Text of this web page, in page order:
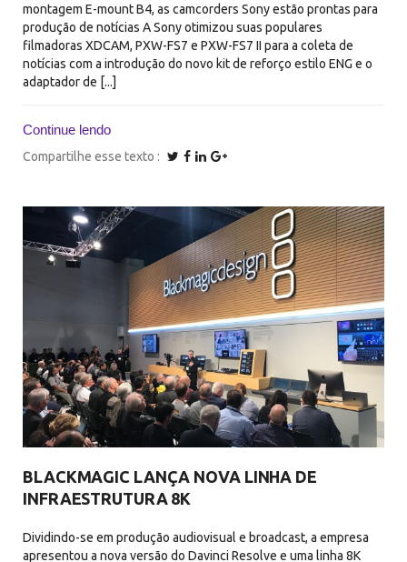
montagem E-mount B4, as camcorders Sony estão prontas para
produção de notícias A Sony otimizou suas populares
filmadoras XDCAM, PXW-FS7 e PXW-FS7 II para a coleta de
notícias com a introdução do novo kit de reforço estilo ENG e o
adaptador de [...]
Continue lendo
Compartilhe esse texto
BLACKMAGIC LANÇA NOVA LINHA DE
INFRAESTRUTURA 8K
Dividindo-se em produção audiovisual e broadcast, a empresa
apresentou a nova versão do Davinci Resolve e uma linha 8K